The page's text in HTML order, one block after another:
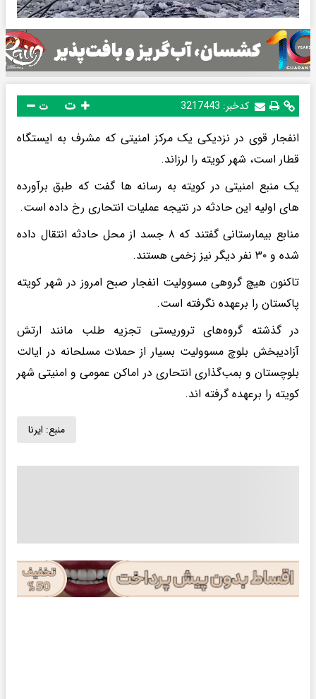
کدخبر: 3217443 ت
انفجار قوی در نزدیکی یک مرکز امنیتی که مشرف به ایستگاه
قطار است، شهر کویته را لرزاند.
یک منبع امنیتی در کویته به رسانه ها گفت که طبق برآورده
های اولیه این حادثه در نتیجه عملیات انتحاری رخ داده است.
منابع بیمارستانی گفتند که ۸ جسد از محل حادثه انتقال داده
شده و ۳۰ نفر دیگر نیز زخمی هستند.
تاکنون هیچ گروهی مسوولیت انفجار صبح امروز در شهر کویته
پاکستان را برعهده نگرفته است‌.
در گذشته گروه‌های تروریستی تجزیه طلب مانند ارتش
آزادیبخش بلوچ مسوولیت بسیار از حملات مسلحانه در ایالت
بلوچستان و بمب‌گذاری انتحاری در اماکن عمومی و امنیتی شهر
کویته را برعهده گرفته اند.
منبع: ایرنا